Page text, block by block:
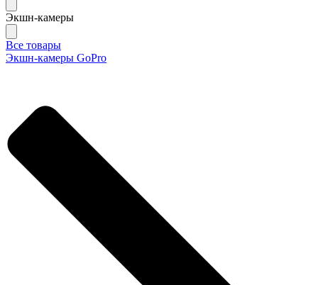
Экшн-камеры
Все товары
Экшн-камеры GoPro